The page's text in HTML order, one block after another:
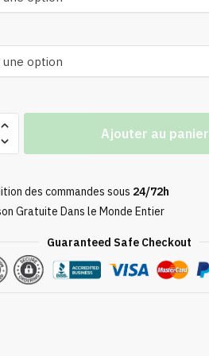
189,90 €
Ajouter au panier
des commandes sous 24/72h
Gratuite Dans le Monde Entier
Guaranteed Safe Checkout